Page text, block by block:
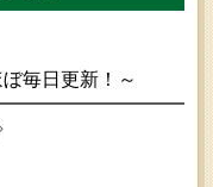
毎日更新！～